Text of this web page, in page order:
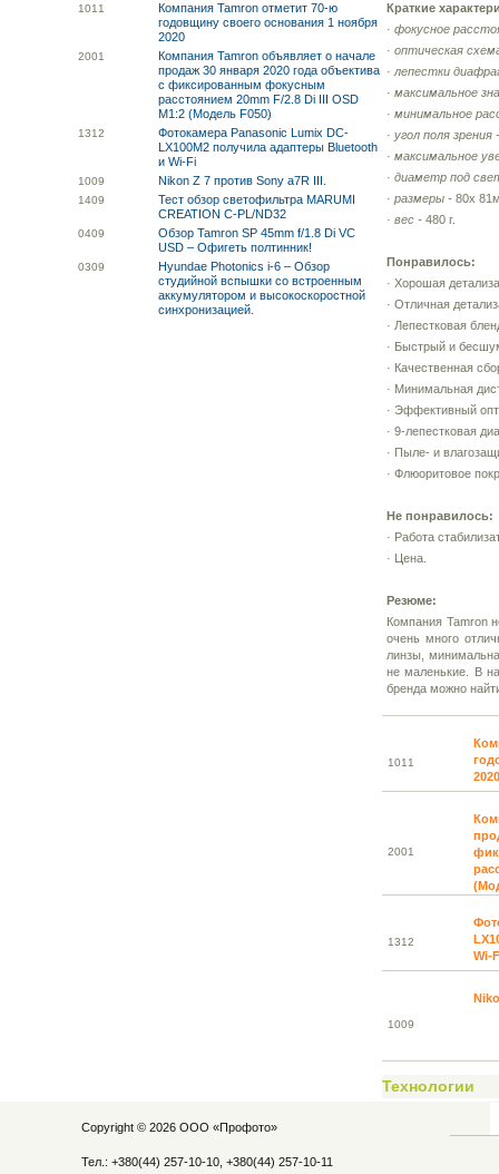
1011
Компания Tamron отметит 70-ю
годовщину своего основания 1 ноября
2020
2001
Компания Tamron объявляет о начале
продаж 30 января 2020 года объектива
с фиксированным фокусным
расстоянием 20mm F/2.8 Di III OSD
M1:2 (Модель F050)
1312
Фотокамера Panasonic Lumix DC-
LX100M2 получила адаптеры Bluetooth
и Wi-Fi
1009 Nikon Z 7 против Sony a7R III.
1409
Тест обзор светофильтра MARUMI
CREATION C-PL/ND32
0409
Обзор Tamron SP 45mm f/1.8 Di VC
USD – Офигеть полтинник!
0309
Hyundae Photonics i-6 – Обзор
студийной вспышки со встроенным
аккумулятором и высокоскоростной
синхронизацией.
Краткие
· фокусное
· оптическая
· лепестки
· максимальное
· минимальное
· угол поля зрения
· максимальное
· диаметр под
· размеры - 80х
· вес - 480 г.
Понравилось:
· Хорошая
· Отличная
· Лепестковая
· Быстрый и
· Качественная
· Минимальная
· Эффективный
· 9-лепестковая
· Пыле- и
· Флюоритовое
Не понравилось:
· Работа
· Цена.
Резюме:
Компания Tamron
очень много
линзы,
не маленькие. В
бренда можно
1011
2020
2001
1312
Wi-
1009
Технологии
Copyright © 2026 ООО «Профото»
Тел.: +380(44) 257-10-10, +380(44) 257-10-11